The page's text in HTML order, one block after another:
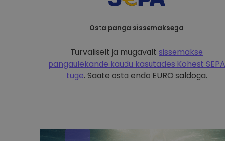
Osta panga sissemaksega
Turvaliselt ja mugavaltsissemakse
pangaülekande kaudu kasutades Kohest SEPA
tuge. Saate osta enda EURO saldoga.